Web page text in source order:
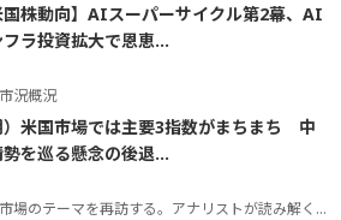
国株動向】AIスーパーサイクル第2幕、AI
フラ投資拡大で恩恵...
市況概況
）米国市場では主要3指数がまちまち 中
を巡る懸念の後退...
市場のテーマを再訪する。アナリストが読み解くテーマの本質